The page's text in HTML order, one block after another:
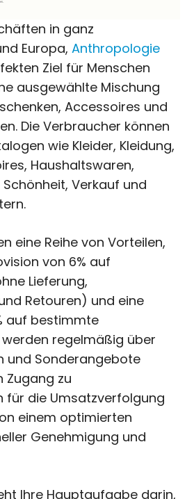
in ganz
Europa, Anthropologie
Ziel für Menschen
ausgewählte Mischung
Accessoires und
Die Verbraucher können
wie Kleider, Kleidung,
Haushaltswaren,
Verkauf und
eine Reihe von Vorteilen,
von 6% auf
Lieferung,
Retouren) und eine
auf bestimmte
werden regelmäßig über
und Sonderangebote
Zugang zu
für die Umsatzverfolgung
einem optimierten
Genehmigung und
Ihre Hauptaufgabe darin,